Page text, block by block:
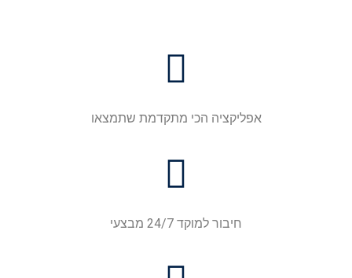
אפליקציה הכי מתקדמת שתמצאו
חיבור למוקד 24/7 מבצעי